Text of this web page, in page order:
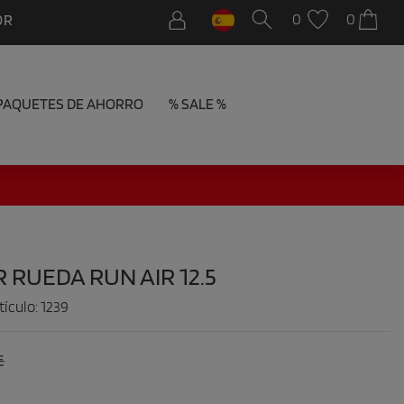
0 0
DE AHORRO % SALE %
RUEDA RUN AIR 12.5
1239